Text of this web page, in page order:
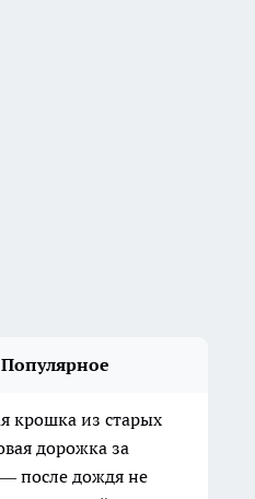
Популярное
крошка из старых
дорожка за
после дождя не